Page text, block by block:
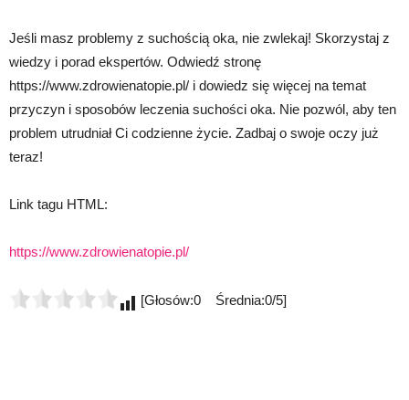
Jeśli masz problemy z suchością oka, nie zwlekaj! Skorzystaj z
wiedzy i porad ekspertów. Odwiedź stronę
https://www.zdrowienatopie.pl/ i dowiedz się więcej na temat
przyczyn i sposobów leczenia suchości oka. Nie pozwól, aby ten
problem utrudniał Ci codzienne życie. Zadbaj o swoje oczy już
teraz!
Link tagu HTML:
https://www.zdrowienatopie.pl/
[Głosów:0 Średnia:0/5]